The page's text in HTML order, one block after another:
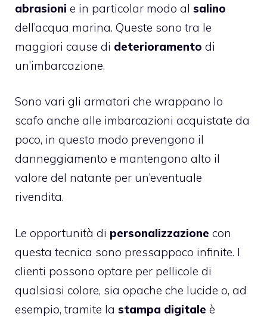
abrasioni e in particolar modo al salino
dell’acqua marina. Queste sono tra le
maggiori cause di deterioramento di
un’imbarcazione.
Sono vari gli armatori che wrappano lo
scafo anche alle imbarcazioni acquistate da
poco, in questo modo prevengono il
danneggiamento e mantengono alto il
valore del natante per un’eventuale
rivendita.
Le opportunità di personalizzazione con
questa tecnica sono pressappoco infinite. I
clienti possono optare per pellicole di
qualsiasi colore, sia opache che lucide o, ad
esempio, tramite la stampa digitale è